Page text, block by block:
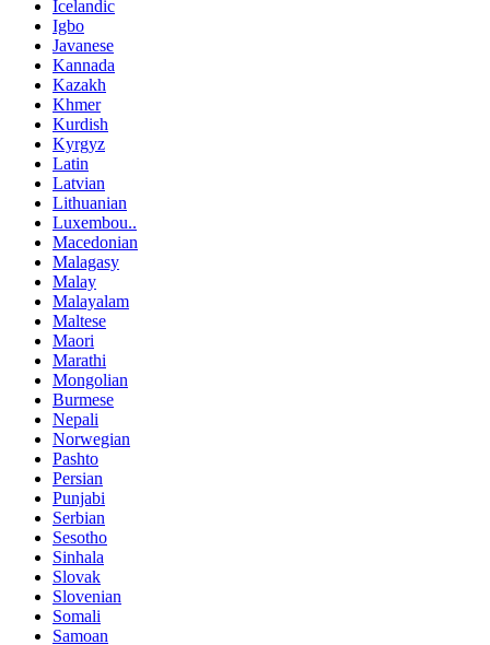
Icelandic
Igbo
Javanese
Kannada
Kazakh
Khmer
Kurdish
Kyrgyz
Latin
Latvian
Lithuanian
Luxembou..
Macedonian
Malagasy
Malay
Malayalam
Maltese
Maori
Marathi
Mongolian
Burmese
Nepali
Norwegian
Pashto
Persian
Punjabi
Serbian
Sesotho
Sinhala
Slovak
Slovenian
Somali
Samoan